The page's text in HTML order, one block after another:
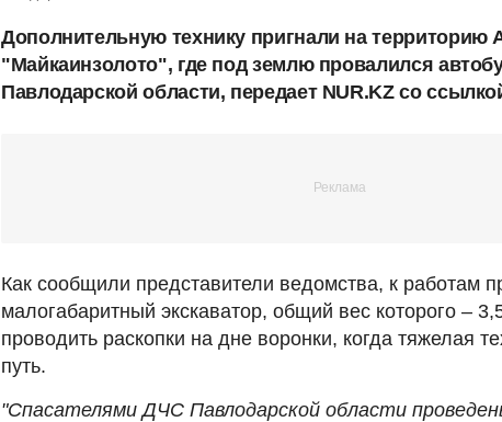
Дополнительную технику пригнали на территорию
"Майкаинзолото", где под землю провалился
Павлодарской области, передает NUR.KZ со
Как сообщили представители ведомства, к работам
малогабаритный экскаватор, общий вес которого –
проводить раскопки на дне воронки, когда тяжелая
путь.
"Спасателями ДЧС Павлодарской области